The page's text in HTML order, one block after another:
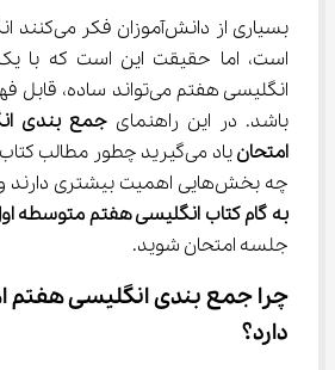
بسیاری از
باشد. در این راهنمای جمع بندی
امتحان
یاد می‌گیرید چطور مطالب
چه بخش‌هایی اهمیت بیشتری دارند و چگونه با کمک
به گام کتاب انگلیسی هفتم متوسطه
جلسه امتحان شوید.
چرا جمع‌ بندی انگلیسی
دارد؟